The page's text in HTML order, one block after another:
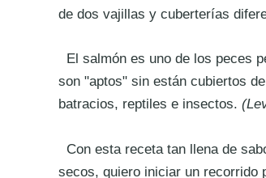
de dos vajillas y cuberterías
El salmón es uno de los peces
son "aptos" sin están cubiertos
batracios, reptiles e insectos.
Con esta receta tan llena de
secos, quiero iniciar un recorrido